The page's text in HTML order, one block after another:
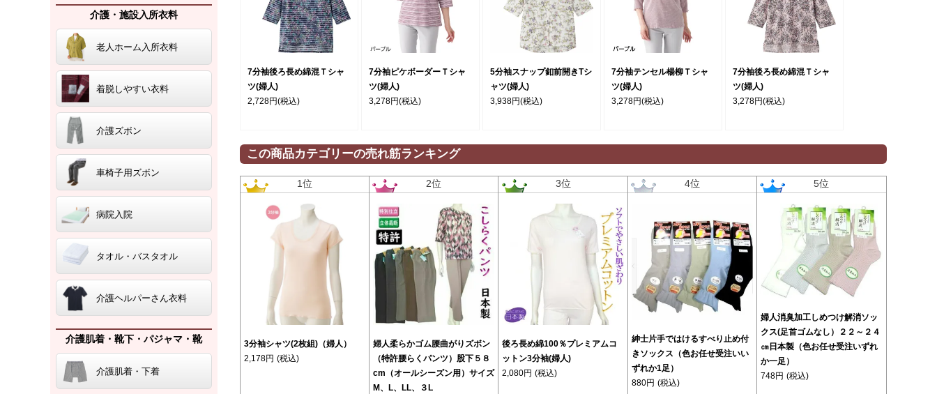
介護・施設入所衣料
老人ホーム入所衣料
着脱しやすい衣料
介護ズボン
車椅子用ズボン
病院入院
タオル・バスタオル
介護ヘルパーさん衣料
介護肌着・靴下・パジャマ・靴
介護肌着・下着
7分袖後ろ長め綿混Ｔシャ
ツ(婦人)
2,728円(税込)
7分袖ピケボーダーＴシャ
ツ(婦人)
3,278円(税込)
5分袖スナップ釦前開きTシ
ャツ(婦人)
3,938円(税込)
7分袖テンセル楊柳Ｔシャ
ツ(婦人)
3,278円(税込)
7分袖後ろ長め綿混Ｔシャ
ツ(婦人)
3,278円(税込)
この商品カテゴリーの売れ筋ランキング
1位
3分袖シャツ(2枚組)（婦人）
2,178円 (税込)
2位
婦人柔らかゴム腰曲がりズボン
（特許腰らくパンツ）股下５８
cm（オールシーズン用）サイズ
M、L、LL、３L
3位
後ろ長め綿100％プレミアムコ
ットン3分袖(婦人)
2,080円 (税込)
4位
紳士片手ではけるすべり止め付
きソックス（色お任せ受注いい
ずれか1足）
880円 (税込)
5位
婦人消臭加工しめつけ解消ソッ
クス(足首ゴムなし）２２～２４
㎝日本製（色お任せ受注いずれ
か一足）
748円 (税込)